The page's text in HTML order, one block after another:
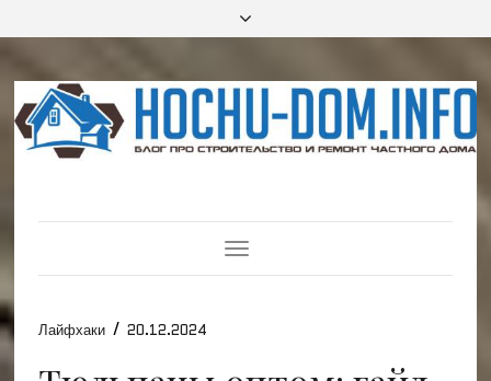
Toggle
Navigation
Лайфхаки / 20.12.2024